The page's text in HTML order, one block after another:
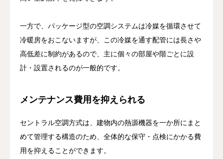
一方で、パッケージ型の空調システムは冷媒を循環させて
冷暖房をおこないますが、この冷媒を通す配管には長さや
高低差に制約があるので、主に個々の部屋や階ごとに設
計・設置されるのが一般的です。
メンテナンス費用を抑えられる
セントラル空調方式は、建物内の熱源機器を一か所にまと
めて管理する構造のため、全体的な保守・点検にかかる費
用を抑えることができます。